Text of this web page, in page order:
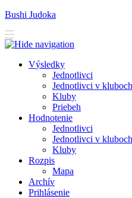
Bushi Judoka
Výsledky
Jednotlivci
Jednotlivci v kluboch
Kluby
Priebeh
Hodnotenie
Jednotlivci
Jednotlivci v kluboch
Kluby
Rozpis
Mapa
Archív
Prihlásenie